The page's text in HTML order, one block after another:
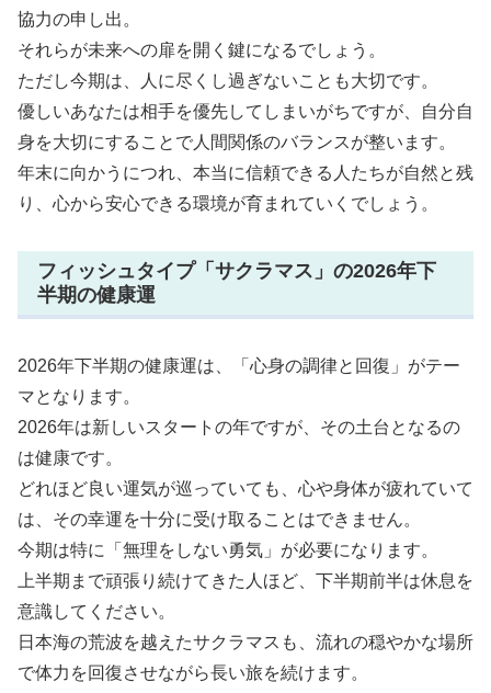
協力の申し出。
それらが未来への扉を開く鍵になるでしょう。
ただし今期は、人に尽くし過ぎないことも大切です。
優しいあなたは相手を優先してしまいがちですが、自分自
身を大切にすることで人間関係のバランスが整います。
年末に向かうにつれ、本当に信頼できる人たちが自然と残
り、心から安心できる環境が育まれていくでしょう。
フィッシュタイプ「サクラマス」の2026年下
半期の健康運
2026年下半期の健康運は、「心身の調律と回復」がテー
マとなります。
2026年は新しいスタートの年ですが、その土台となるの
は健康です。
どれほど良い運気が巡っていても、心や身体が疲れていて
は、その幸運を十分に受け取ることはできません。
今期は特に「無理をしない勇気」が必要になります。
上半期まで頑張り続けてきた人ほど、下半期前半は休息を
意識してください。
日本海の荒波を越えたサクラマスも、流れの穏やかな場所
で体力を回復させながら長い旅を続けます。